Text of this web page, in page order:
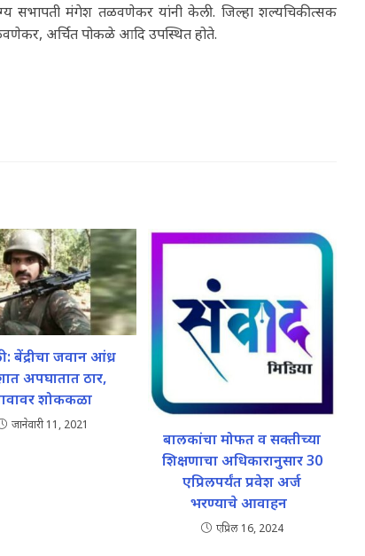
सभापती मंगेश तळवणेकर यांनी केली. जिल्हा शल्यचिकीत्सक
अर्चित पोकळे आदि उपस्थित होते.
बेंद्रीचा जवान आंध्र
अपघातात ठार,
शोककळा
जानेवारी 11, 2021
बालकांचा मोफत व सक्तीच्या
शिक्षणाचा अधिकारानुसार 30
एप्रिलपर्यंत प्रवेश अर्ज
भरण्याचे आवाहन
एप्रिल 16, 2024